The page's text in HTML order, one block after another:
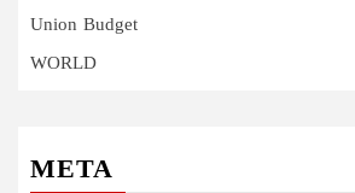
Union Budget
WORLD
META